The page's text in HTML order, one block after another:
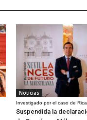
Noticias
Investigado por el caso de
Suspendida la